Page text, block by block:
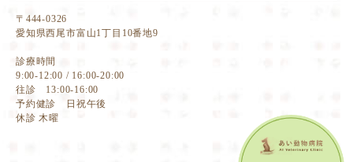
〒444-0326
愛知県西尾市富山1丁目10番地9
診療時間
9:00-12:00 / 16:00-20:00
往診 13:00-16:00
予約健診 日祝午後
休診 木曜